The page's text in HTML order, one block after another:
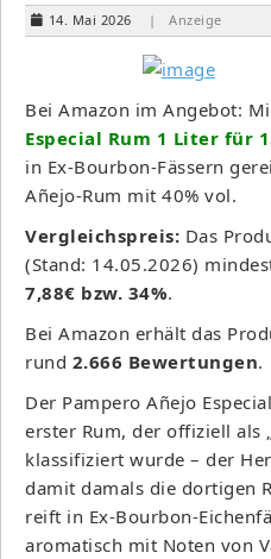
14. Mai 2026 | Anzeige
Bei Amazon im Angebot:
Especial Rum 1 Liter für
in Ex-Bourbon-Fässern
Añejo-Rum mit 40% vol.
Vergleichspreis: Das
(Stand: 14.05.2026)
7,88€ bzw. 34%.
Bei Amazon erhält das
rund 2.666 Bewertungen.
Der Pampero Añejo
erster Rum, der offiziell als
klassifiziert wurde – der
damit damals die dortigen
reift in Ex-Bourbon-
aromatisch mit Noten von